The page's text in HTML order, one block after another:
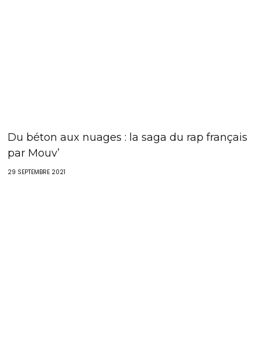
Du béton aux nuages : la saga du rap français
par Mouv’
29 SEPTEMBRE 2021